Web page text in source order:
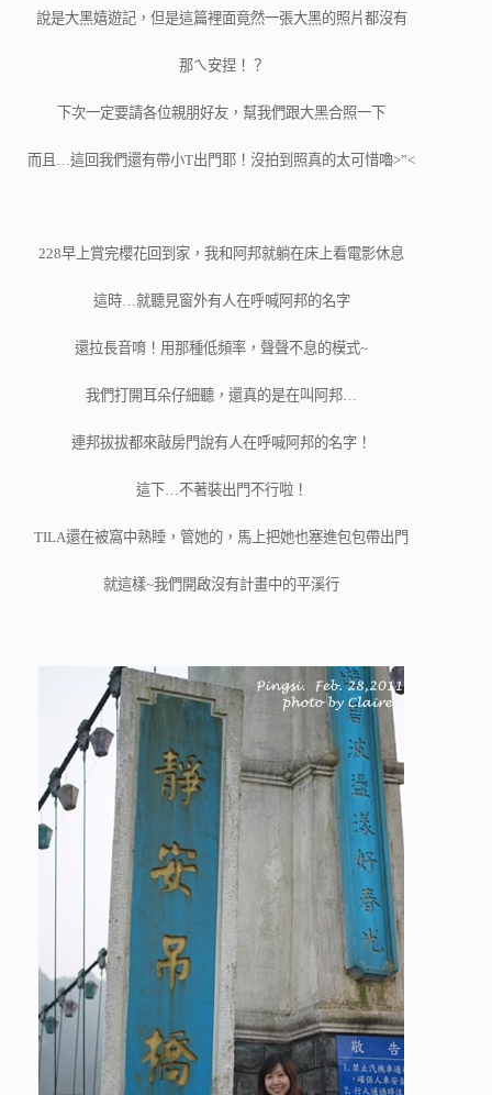
說是大黑嬉遊記，但是這篇裡面竟然一張大黑的照片都沒有
那ㄟ安捏！？
下次一定要請各位親朋好友，幫我們跟大黑合照一下
而且…這回我們還有帶小T出門耶！沒拍到照真的太可惜嚕>”<
228早上賞完櫻花回到家，我和阿邦就躺在床上看電影休息
這時…就聽見窗外有人在呼喊阿邦的名字
還拉長音唷！用那種低頻率，聲聲不息的模式~
我們打開耳朵仔細聽，還真的是在叫阿邦…
連邦拔拔都來敲房門說有人在呼喊阿邦的名字！
這下…不著裝出門不行啦！
TILA還在被窩中熟睡，管她的，馬上把她也塞進包包帶出門
就這樣~我們開啟沒有計畫中的平溪行